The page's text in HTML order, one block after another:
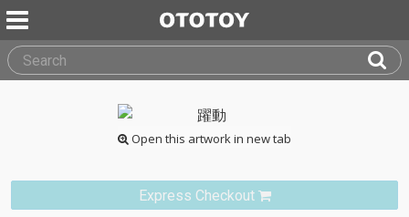
Open this artwork in new tab
Express Checkout